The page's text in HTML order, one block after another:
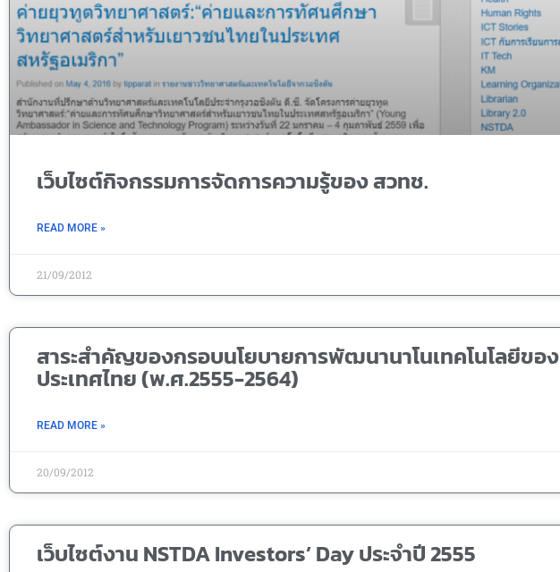
เว็บไซต์กิจกรรมการจัดการความรู้ของ สวทช.
READ MORE »
21/09/2012
สาระสำคัญของกรอบนโยบายการพัฒนานาโนเทคโนโลยีของ
ประเทศไทย (พ.ศ.2555-2564)
READ MORE »
20/09/2012
เว็บไซต์งาน NSTDA Investors’ Day ประจำปี 2555